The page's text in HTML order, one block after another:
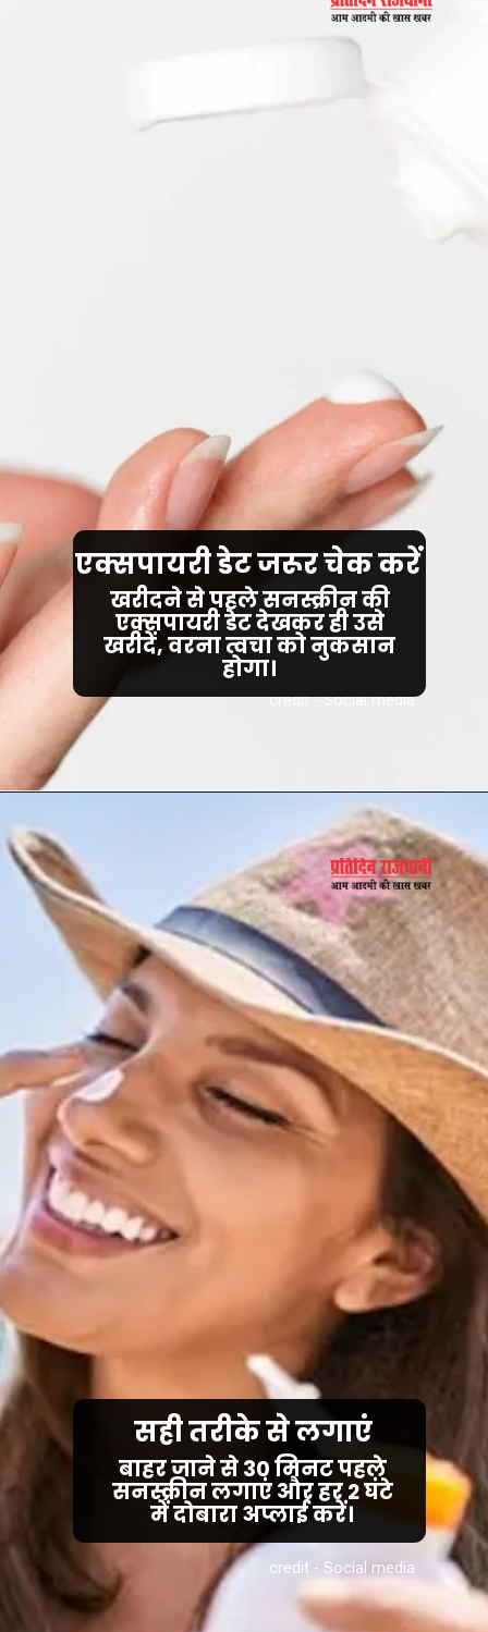
credit - Social media
खरीदने से पहले सनस्क्रीन की
एक्सपायरी डेट देखकर ही उसे
खरीदें, वरना त्वचा को नुकसान
होगा।
एक्सपायरी डेट जरूर चेक करें
credit - Social media
बाहर जाने से 30 मिनट पहले
सनस्क्रीन लगाएं और हर 2 घंटे
में दोबारा अप्लाई करें।
सही तरीके से लगाएं